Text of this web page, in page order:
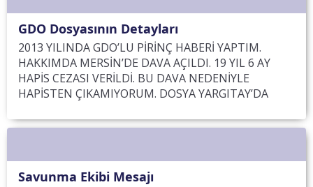
GDO Dosyasının Detayları
2013 YILINDA GDO’LU PİRİNÇ HABERİ YAPTIM.
HAKKIMDA MERSİN’DE DAVA AÇILDI. 19 YIL 6 AY
HAPİS CEZASI VERİLDİ. BU DAVA NEDENİYLE
HAPİSTEN ÇIKAMIYORUM. DOSYA YARGITAY’DA
Savunma Ekibi Mesajı